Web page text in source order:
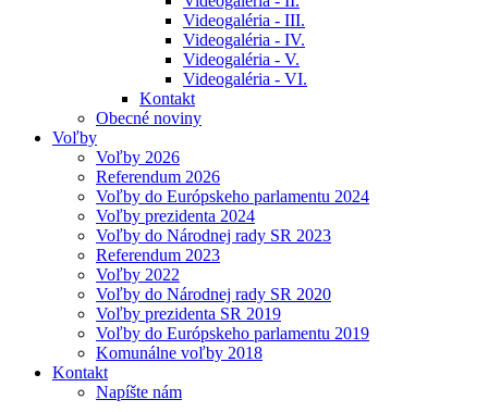
Videogaléria - III.
Videogaléria - IV.
Videogaléria - V.
Videogaléria - VI.
Kontakt
Obecné noviny
Voľby
Voľby 2026
Referendum 2026
Voľby do Európskeho parlamentu 2024
Voľby prezidenta 2024
Voľby do Národnej rady SR 2023
Referendum 2023
Voľby 2022
Voľby do Národnej rady SR 2020
Voľby prezidenta SR 2019
Voľby do Európskeho parlamentu 2019
Komunálne voľby 2018
Kontakt
Napíšte nám